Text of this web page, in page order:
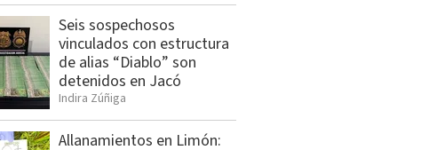
Seis sospechosos
vinculados con estructura
de alias “Diablo” son
detenidos en Jacó
Indira Zúñiga
Allanamientos en Limón: